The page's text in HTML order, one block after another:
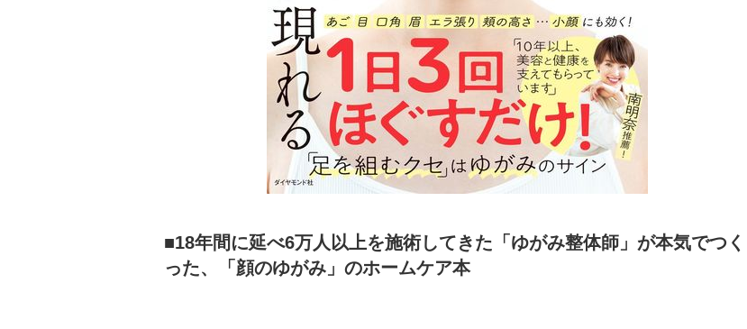
18年間に延べ6万人以上を施術してきた「ゆがみ整体師」が本気でつく
った、「顔のゆがみ」のホームケア本